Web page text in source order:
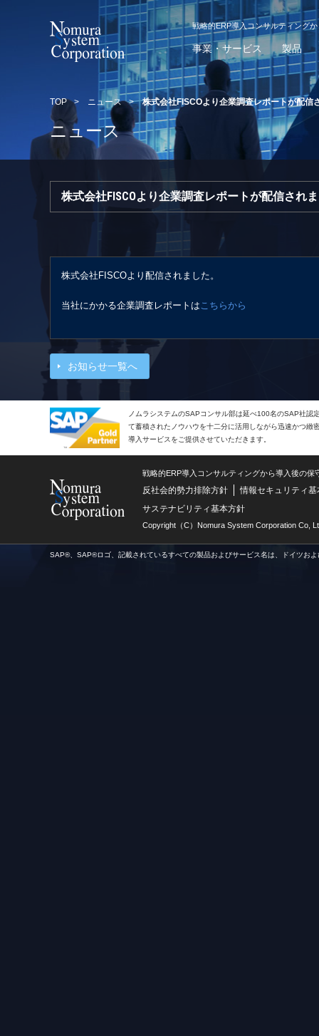
戦略的ERP導入コンサルティング
事業・サービス 製品
TOP > ニュース >株式会社FISCOより企業調査レポートが配信
ニュース
株式会社FISCOより企業調査レポートが配信され
株式会社FISCOより配信されました。
当社にかかる企業調査レポートはこちらから
お知らせ一覧へ
ノムラシステムのSAPコンサル部は延べ100名のSAP社認
て蓄積されたノウハウを十二分に活用しながら迅速かつ緻
導入サービスをご提供させていただきます。
戦略的ERP導入コンサルティングから導入後の
反社会的勢力排除方針
情報セキュリティ基
サステナビリティ基本方針
Copyright（C）Nomura System Corporation Co,
SAP®、SAP®ロゴ、記載されているすべての製品およびサービス名は、ドイツお